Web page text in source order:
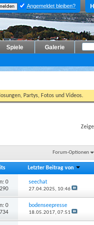
Angemeldet bleiben?
Spiele Galerie
Partys, Fotos und Videos.
Forum-Optionen
Letzter Beitrag von
0
seechat
27.04.2025, 10:46
0
bodenseepresse
18.05.2017, 07:51